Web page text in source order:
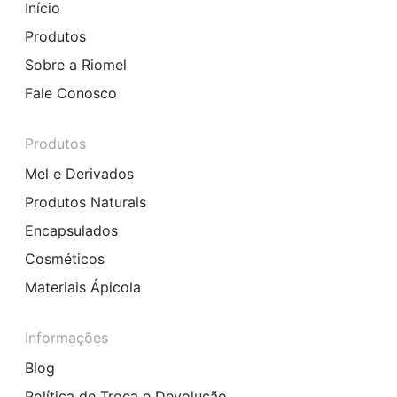
Início
Produtos
Sobre a Riomel
Fale Conosco
Produtos
Mel e Derivados
Produtos Naturais
Encapsulados
Cosméticos
Materiais Ápicola
Informações
Blog